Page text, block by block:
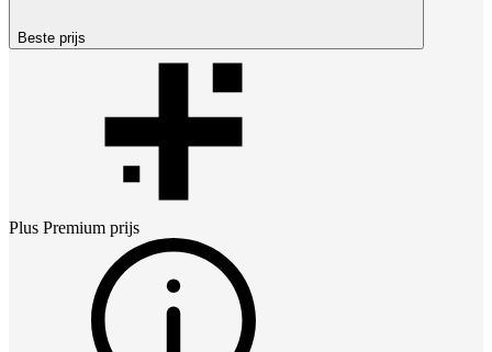
Beste prijs
Plus Premium prijs